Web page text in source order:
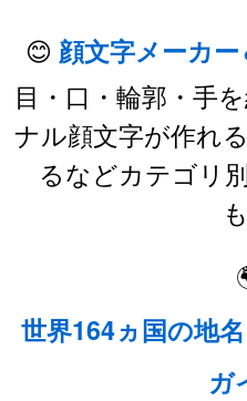
😊 顔文字メーカ
目・口・輪郭・手
ナル顔文字が作れ
るなどカテゴリ
世界164ヵ国の地
ガ